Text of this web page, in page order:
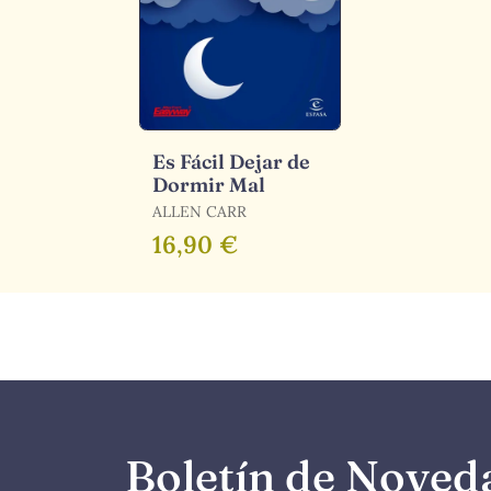
Es Fácil Dejar de
Dormir Mal
ALLEN CARR
16,90 €
Boletín de